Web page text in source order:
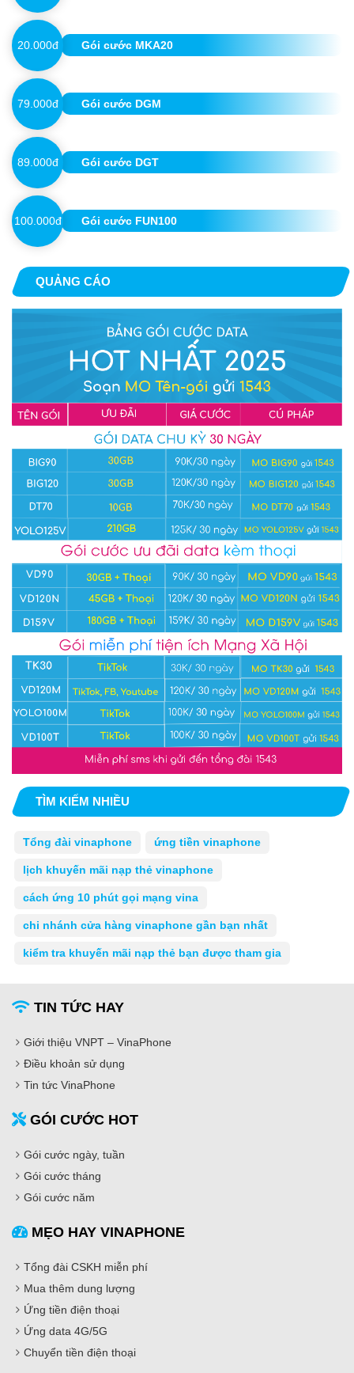
20.000đ Gói cước MKA20
79.000đ Gói cước DGM
89.000đ Gói cước DGT
100.000đ Gói cước FUN100
QUẢNG CÁO
TÌM KIẾM NHIỀU
Tổng đài vinaphone ứng tiền vinaphone
lịch khuyến mãi nạp thẻ vinaphone
cách ứng 10 phút gọi mạng vina
chi nhánh cửa hàng vinaphone gần bạn nhất
kiểm tra khuyến mãi nạp thẻ bạn được tham gia
TIN TỨC HAY
Giới thiệu VNPT – VinaPhone
Điều khoản sử dụng
Tin tức VinaPhone
GÓI CƯỚC HOT
Gói cước ngày, tuần
Gói cước tháng
Gói cước năm
MẸO HAY VINAPHONE
Tổng đài CSKH miễn phí
Mua thêm dung lượng
Ứng tiền điện thoại
Ứng data 4G/5G
Chuyển tiền điện thoại